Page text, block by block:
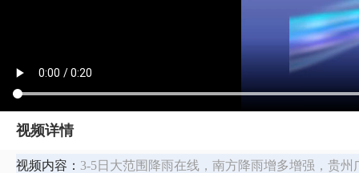
视频详情
视频内容： 3-5日大范围降雨在线，南方降雨增多增强，贵